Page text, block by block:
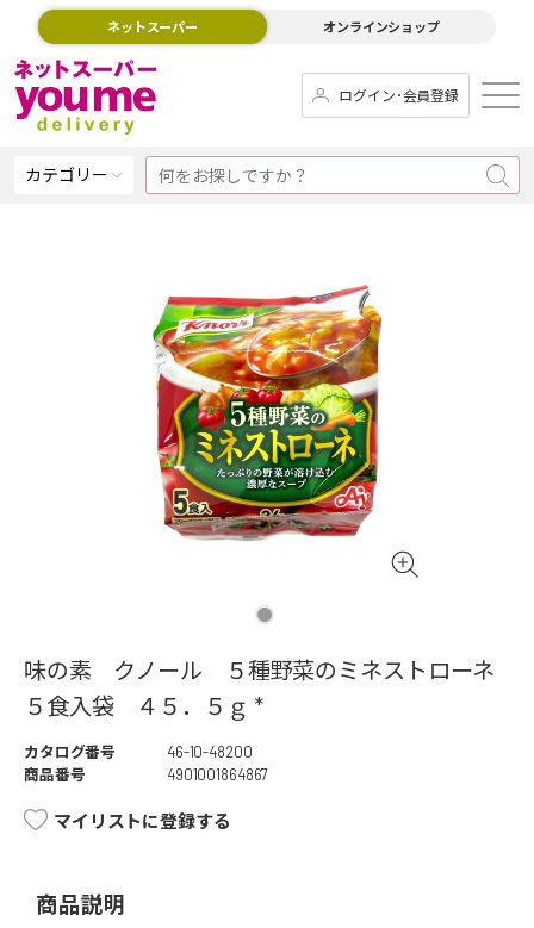
ネットスーパー オンラインショップ
ログイン･会員登録
カテゴリー
味の素 クノール ５種野菜のミネストローネ
５食入袋 ４５．５ｇ *
カタログ番号
46-10-48200
商品番号
4901001864867
マイリストに登録する
商品説明